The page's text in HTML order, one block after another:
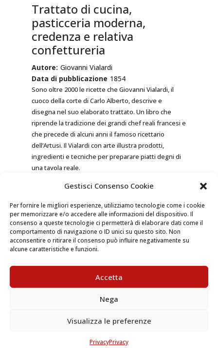
Gestisci Consenso Cookie
Per fornire le migliori esperienze, utilizziamo tecnologie come i cookie
per memorizzare e/o accedere alle informazioni del dispositivo. Il
consenso a queste tecnologie ci permetterà di elaborare dati come il
comportamento di navigazione o ID unici su questo sito. Non
acconsentire o ritirare il consenso può influire negativamente su
alcune caratteristiche e funzioni.
Accetta
Nega
Visualizza le preferenze
PrivacyPrivacy
Trattato di cucina,
pasticceria moderna,
credenza e relativa
confettureria
Autore: Giovanni Vialardi
Data di pubblicazione 1854
Sono oltre 2000 le ricette che Giovanni Vialardi, il
cuoco della corte di Carlo Alberto, descrive e
disegna nel suo elaborato trattato. Un libro che
riprende la tradizione dei grandi chef reali francesi e
che precede di alcuni anni il famoso ricettario
dell’Artusi. Il Vialardi con arte illustra prodotti,
ingredienti e tecniche per preparare piatti degni di
una tavola reale.
sistema metrico per il dosaggio degli ingredienti,
tale sistema, abolito dalla Restaurazione, fu
reintrodotto nel 1844 proprio dal Re di Sardegna.
Il buon brodo congiunto a diverse sostanze
alimentarie, come sarebbero il pane, le paste, la
formaggio, butirro, prende il nome di zuppa o
minestra. Le buone zuppe o minestre sono le
confortatrici dei convalescenti, l’annunzio foriero
d’un buon pranzo, e preparano lo stomaco a ben
acqua adagio assieme